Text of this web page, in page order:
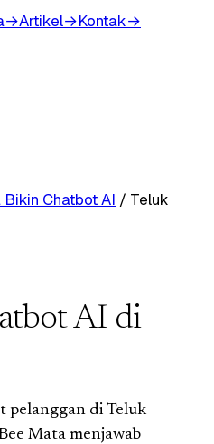
→Artikel→Kontak→
Chatbot AI / Teluk
AI di
pelanggan di Teluk
Mata menjawab